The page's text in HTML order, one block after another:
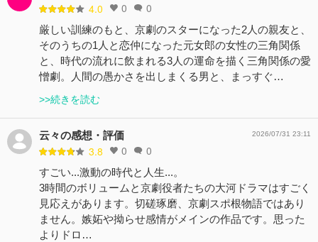
4.0 0 0
厳しい訓練のもと、京劇のスターになった2人の親友と、
そのうちの1人と恋仲になった元女郎の女性の三角関係
と、時代の流れに飲まれる3人の運命を描く三角関係の愛
憎劇。人間の愚かさを出しまくる男と、まっすぐ…
>>続きを読む
云々の感想・評価
3.8 0 0
2026/07/31 23:11
すごい...激動の時代と人生...。
3時間のボリュームと京劇役者たちの大河ドラマはすごく
見応えがあります。切磋琢磨、京劇スポ根物語ではあり
ません。嫉妬や拗らせ感情がメインの作品です。思った
よりドロ…